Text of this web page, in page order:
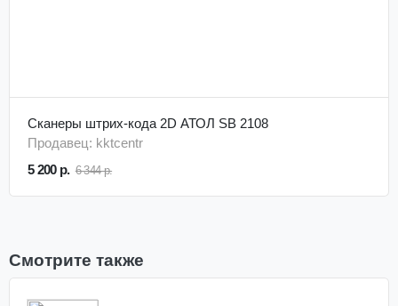
Сканеры штрих-кода 2D АТОЛ SB 2108
Продавец: kktcentr
5 200 р. 6 344 р.
Смотрите также